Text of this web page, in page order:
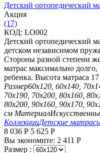
Детский ортопедический
Aкция
(17)
КОД: LO002
Детский ортопедический
детском независимом
Стороны разной степени
матрас максимально долго,
ребенка. Высота матраса
Размер60х120, 60х140,
70х190, 70х200, 80х160,
80х200, 90х160, 90х170,
см Материал
КоллекцииДетские
8 036 Р 5 625 Р
Вы экономите: 2 411 Р
Размер :